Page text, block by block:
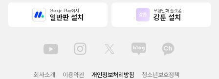
Google Play에서
일반판 설치
무협만화 플랫폼
강툰 설치
회사소개 이용약관 개인정보처리방침
청소년보호정책